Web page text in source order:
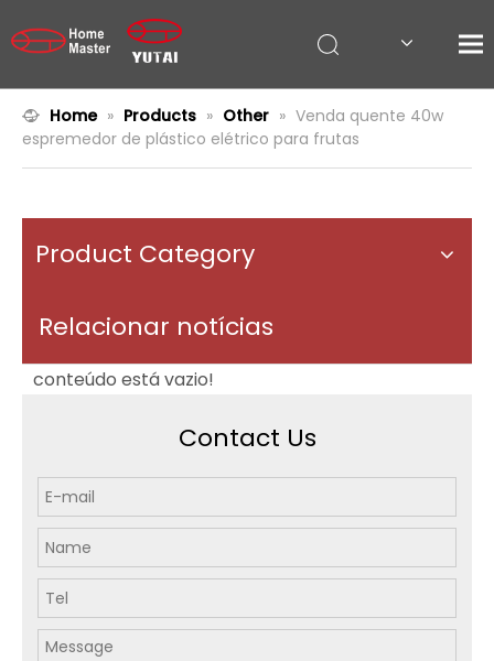
Home » Products » Other » Venda quente 40w
espremedor de plástico elétrico para frutas
Product Category
Relacionar notícias
conteúdo está vazio!
Contact Us